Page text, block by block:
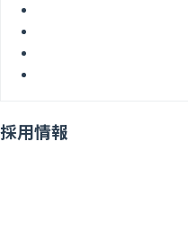
採用情報